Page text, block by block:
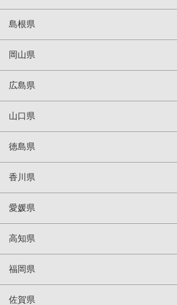
島根県
岡山県
広島県
山口県
徳島県
香川県
愛媛県
高知県
福岡県
佐賀県